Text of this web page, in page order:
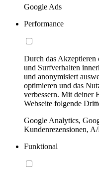
Google Ads
Performance
Durch das
und Surfverhalten
und anonymisiert
optimieren und das
verbessern. Mit deiner
Webseite folgende
Google Analytics,
Kundenrezensionen,
Funktional